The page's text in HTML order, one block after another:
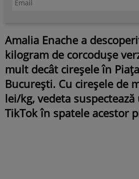
Amalia Enache a
kilogram de corcodușe
mult decât cireșele în
București. Cu cireșele de
lei/kg, vedeta
TikTok în spatele acestor